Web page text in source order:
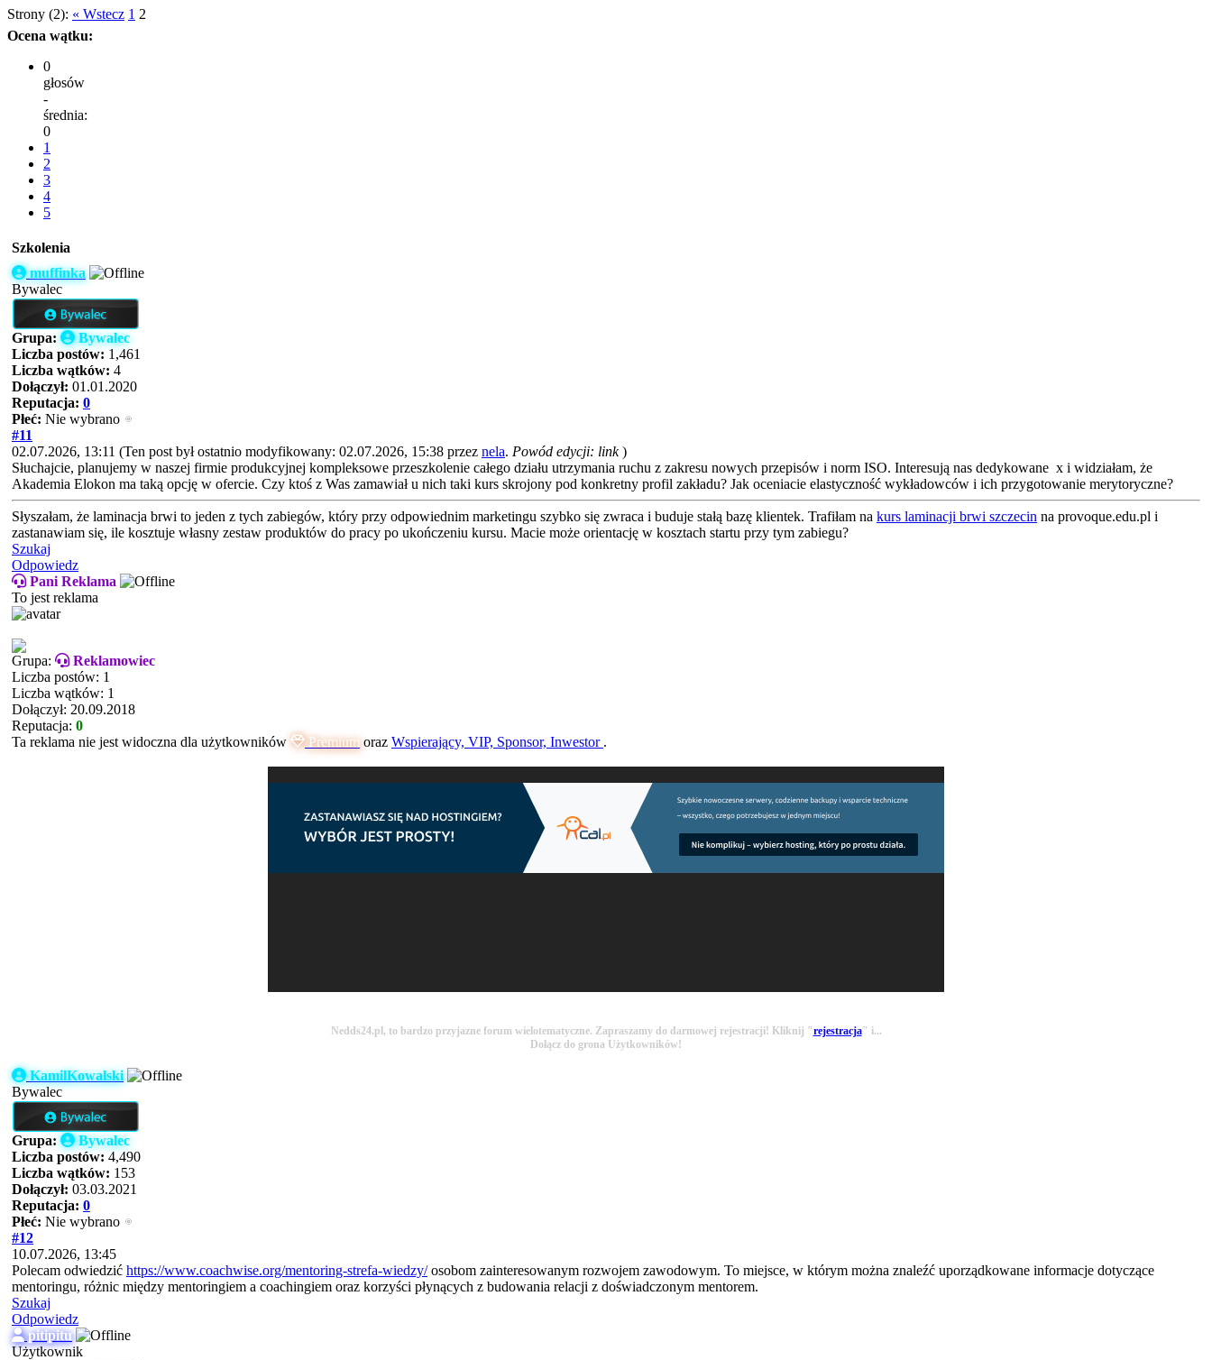
Strony (2): « Wstecz 1 2
Ocena wątku:
0
głosów
-
średnia:
0
1
2
3
4
5
Szkolenia
muffinka
Bywalec
Grupa:
Bywalec
Liczba postów: 1,461
Liczba wątków: 4
Dołączył: 01.01.2020
Reputacja: 0
Płeć: Nie wybrano
#11
02.07.2026, 13:11 (Ten post był ostatnio modyfikowany: 02.07.2026, 15:38 przez nela. Powód edycji: link )
Słuchajcie, planujemy w naszej firmie produkcyjnej kompleksowe przeszkolenie całego działu utrzymania ruchu z zakresu nowych przepisów i norm ISO. Interesują nas dedykowane x i widziałam, że
Akademia Elokon ma taką opcję w ofercie. Czy ktoś z Was zamawiał u nich taki kurs skrojony pod konkretny profil zakładu? Jak oceniacie elastyczność wykładowców i ich przygotowanie merytoryczne?
Słyszałam, że laminacja brwi to jeden z tych zabiegów, który przy odpowiednim marketingu szybko się zwraca i buduje stałą bazę klientek. Trafiłam na kurs laminacji brwi szczecin na provoque.edu.pl i
zastanawiam się, ile kosztuje własny zestaw produktów do pracy po ukończeniu kursu. Macie może orientację w kosztach startu przy tym zabiegu?
Szukaj
Odpowiedz
Pani Reklama
To jest reklama
Grupa:
Reklamowiec
Liczba postów: 1
Liczba wątków: 1
Dołączył: 20.09.2018
Reputacja: 0
Ta reklama nie jest widoczna dla użytkowników
Premiumoraz Wspierający, VIP, Sponsor, Inwestor .
Nedds24.pl, to bardzo przyjazne forum wielotematyczne. Zapraszamy do darmowej rejestracji! Kliknij "rejestracja" i...
Dołącz do grona Użytkowników!
KamilKowalski
Bywalec
Grupa:
Bywalec
Liczba postów: 4,490
Liczba wątków: 153
Dołączył: 03.03.2021
Reputacja: 0
Płeć: Nie wybrano
#12
10.07.2026, 13:45
Polecam odwiedzić https://www.coachwise.org/mentoring-strefa-wiedzy/osobom zainteresowanym rozwojem zawodowym. To miejsce, w którym można znaleźć uporządkowane informacje dotyczące
mentoringu, różnic między mentoringiem a coachingiem oraz korzyści płynących z budowania relacji z doświadczonym mentorem.
Szukaj
Odpowiedz
pitipitu
Użytkownik